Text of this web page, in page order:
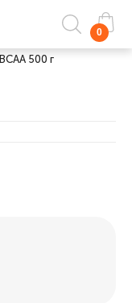
0
500 г